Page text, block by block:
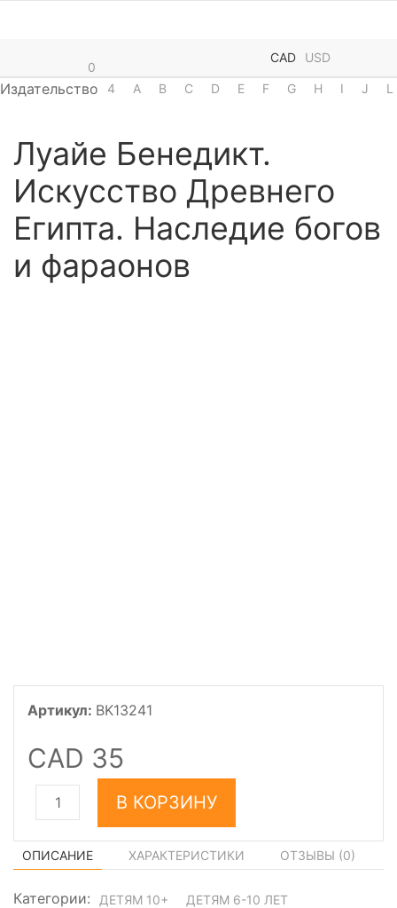
0
CAD USD
Издательство 4 A B C D E F G H I J L
Луайе Бенедикт.
Искусство Древнего
Египта. Наследие богов
и фараонов
Артикул: BK13241
CAD 35
В КОРЗИНУ
ОПИСАНИЕ ХАРАКТЕРИСТИКИ ОТЗЫВЫ (0)
Категории: ДЕТЯМ 10+
ДЕТЯМ 6-10 ЛЕТ